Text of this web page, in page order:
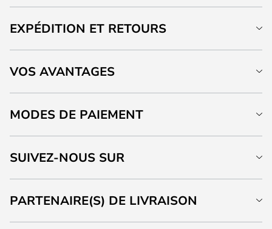
EXPÉDITION ET RETOURS
VOS AVANTAGES
MODES DE PAIEMENT
SUIVEZ-NOUS SUR
PARTENAIRE(S) DE LIVRAISON